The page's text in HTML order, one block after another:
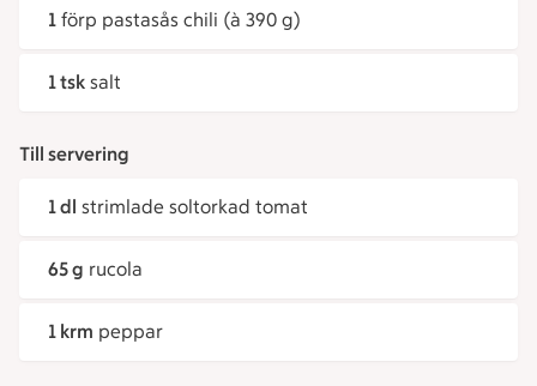
1 förp pastasås chili (à 390 g)
1 tsk salt
Till servering
1 dl strimlade soltorkad tomat
65 g rucola
1 krm peppar